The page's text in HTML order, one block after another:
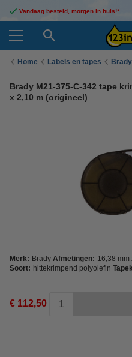
Vandaag besteld, morgen in huis!*
Home Labels en tapes Brady
Brady M21-375-C-342 tape
x 2,10 m (origineel)
Merk: Brady Afmetingen: 16,38 mm
Soort: hittekrimpend polyolefin
€ 112,50